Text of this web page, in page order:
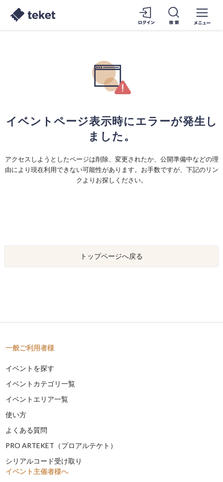
イベントページ表示時にエラーが発生し
ました。
アクセスしようとしたページは削除、変更されたか、公開準備中などの理
由により現在利用できない可能性があります。お手数ですが、下記のリン
クよりお探しください。
トップページへ戻る
一般ご利用者様
イベントを探す
イベントカテゴリ一覧
イベントエリア一覧
使い方
よくある質問
PRO ARTEKET（プロアルテケト）
シリアルコード受け取り
イベント主催者様へ